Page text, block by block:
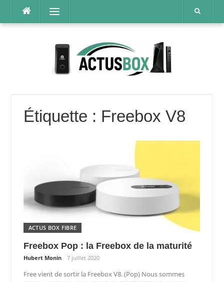
contenu
Menu
Étiquette : Freebox V8
ACTUS BOX FIBRE
Freebox Pop : la Freebox de la maturité
Hubert Monin 7 juillet 2020
Free vient de sortir la Freebox V8. (Pop) Nous sommes